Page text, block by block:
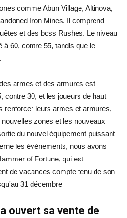
comme Abun Village, Altinova,
Iron Mines. Il comprend
et des boss Rushes. Le niveau
à 60, contre 55, tandis que le
armes et des armures est
contre 30, et les joueurs de haut
renforcer leurs armes et armures,
zones et les nouveaux
du nouvel équipement puissant
les événements, nous avons
of Fortune, qui est
de vacances compte tenu de son
31 décembre.
ouvert sa vente de